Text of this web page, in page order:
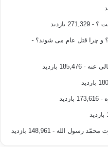
؟ - 271,329 بازدید
و چرا قتل عام می شوند؟ -
عنه - 185,476 بازدید
- 173,616 بازدید
محمّد رسول الله - 148,961 بازدید